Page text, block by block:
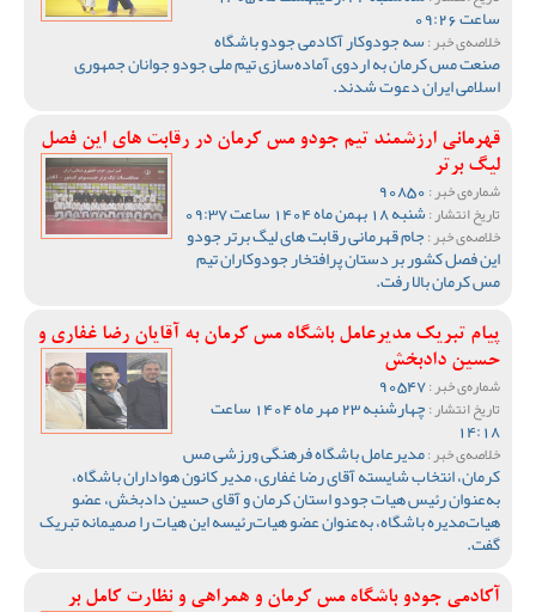
ساعت 09:26
خلاصه‌ی خبر :سه جودوکار آکادمی جودو باشگاه
صنعت مس کرمان به اردوی آماده‌سازی تیم ملی جودو جوانان جمهوری
اسلامی ایران دعوت شدند.
قهرمانی ارزشمند تیم جودو مس کرمان در رقابت های این فصل
لیگ برتر
شماره‌ی خبر :
تاریخ انتشار :شنبه 18 بهمن ماه 1404 ساعت 09:37
خلاصه‌ی خبر :جام قهرمانی رقابت های لیگ برتر جودو
این فصل کشور بر دستان پرافتخار جودوکاران تیم
مس کرمان بالا رفت.
پیام تبریک مدیرعامل باشگاه مس کرمان به آقایان رضا غفاری و
حسین دادبخش
شماره‌ی خبر :
تاریخ انتشار : چهارشنبه 23 مهر ماه 1404 ساعت
14:18
خلاصه‌ی خبر :مدیرعامل باشگاه فرهنگی ورزشی مس
کرمان، انتخاب شایسته آقای رضا غفاری، مدیر کانون هواداران باشگاه،
به‌عنوان رئیس هیات جودو استان کرمان و آقای حسین دادبخش، عضو
هیات‌مدیره باشگاه، به‌عنوان عضو هیات‌رئیسه این هیات را صمیمانه تبریک
گفت.
آکادمی جودو باشگاه مس کرمان و همراهی و نظارت کامل بر